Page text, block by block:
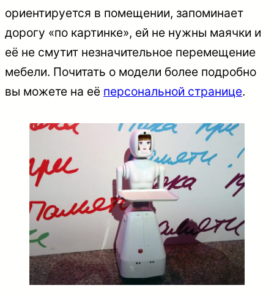
ориентируется в помещении, запоминает
дорогу «по картинке», ей не нужны маячки и
её не смутит незначительное перемещение
мебели. Почитать о модели более подробно
вы можете на её персональной странице.